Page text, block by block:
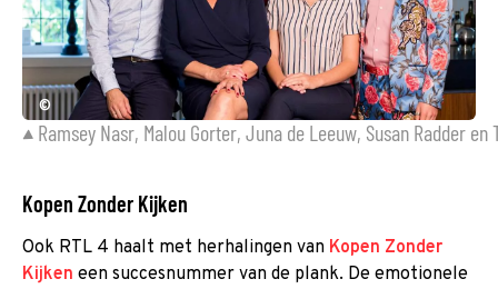
©
Ramsey Nasr, Malou Gorter, Juna de Leeuw, Susan Radder
Kopen Zonder Kijken
Ook RTL 4 haalt met herhalingen van Kopen Zonder
Kijken een succesnummer van de plank. De emotionele